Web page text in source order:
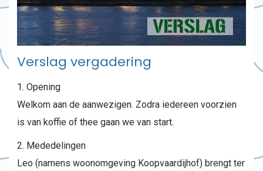
Verslag vergadering
Opening
Welkom aan de aanwezigen. Zodra iedereen voorzien
is van koffie of thee gaan we van start.
Mededelingen
Leo (namens woonomgeving Koopvaardijhof) brengt ter